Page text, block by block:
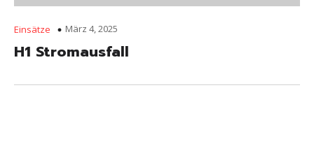
Einsätze März 4, 2025
H1 Stromausfall